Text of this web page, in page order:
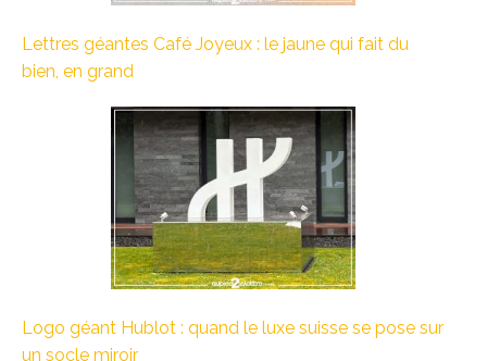
Lettres géantes Café Joyeux : le jaune qui fait du
bien, en grand
Logo géant Hublot : quand le luxe suisse se pose sur
un socle miroir